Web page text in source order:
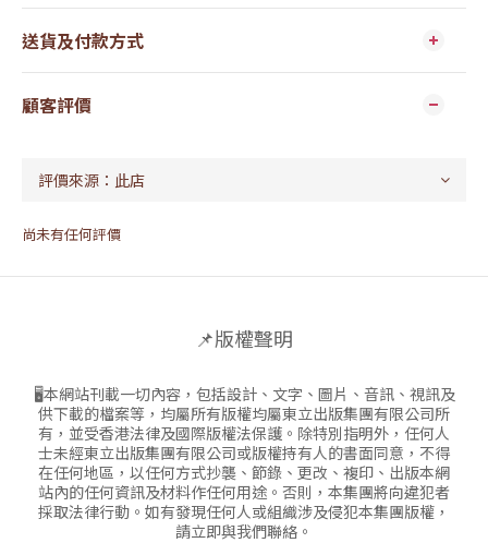
送貨及付款方式
顧客評價
尚未有任何評價
📌版權聲明
🖥本網站刊載一切內容，包括設計、文字、圖片、音訊、視訊及
供下載的檔案等，均屬所有版權均屬東立出版集團有限公司所
有，並受香港法律及國際版權法保護。除特別指明外，任何人
士未經東立出版集團有限公司或版權持有人的書面同意，不得
在任何地區，以任何方式抄襲、節錄、更改、複印、出版本網
站內的任何資訊及材料作任何用途。否則，本集團將向違犯者
採取法律行動。如有發現任何人或組織涉及侵犯本集團版權，
請立即與我們聯絡。